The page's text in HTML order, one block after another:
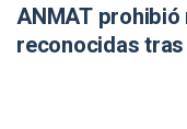
ANMAT
reconocidas